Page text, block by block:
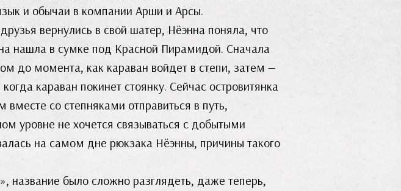
и обычаи в компании Арши и Арсы.
вернулись в свой шатер, Нёэнна поняла, что
нашла в сумке под Красной Пирамидой. Сначала
до момента, как караван войдет в степи, затем —
караван покинет стоянку. Сейчас островитянка
со степняками отправиться в путь,
уровне не хочется связываться с добытыми
на самом дне рюкзака Нёэнны, причины такого
название было сложно разглядеть, даже теперь,